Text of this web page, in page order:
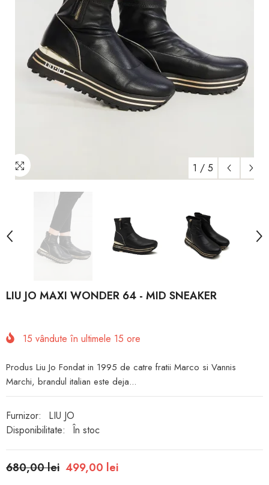
1 / 5
LIU JO MAXI WONDER 64 - MID SNEAKER
15 vândute în ultimele 15 ore
Produs Liu Jo Fondat in 1995 de catre fratii Marco si Vannis
Marchi, brandul italian este deja...
Furnizor:
LIU JO
Disponibilitate:
În stoc
680,00 lei 499,00 lei